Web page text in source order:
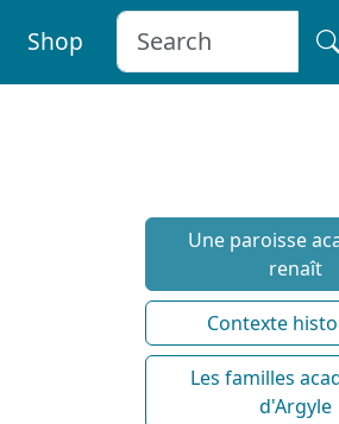
Shop
Une paroisse
renaît
Contexte
Les familles
d'Argyle